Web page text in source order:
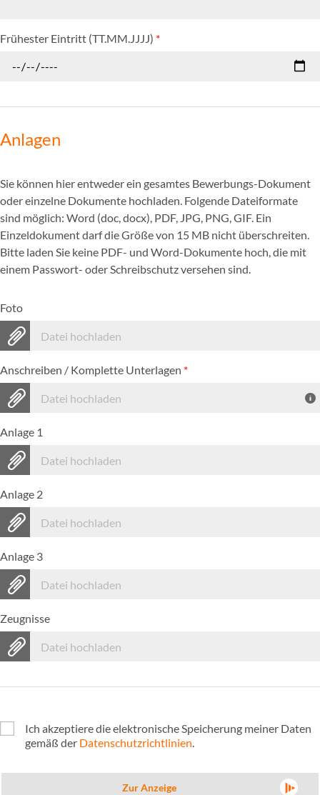
Frühester Eintritt (TT.MM.JJJJ) *
Anlagen
Sie können hier entweder ein gesamtes Bewerbungs-Dokument
oder einzelne Dokumente hochladen. Folgende Dateiformate
sind möglich: Word (doc, docx), PDF, JPG, PNG, GIF. Ein
Einzeldokument darf die Größe von 15 MB nicht überschreiten.
Bitte laden Sie keine PDF- und Word-Dokumente hoch, die mit
einem Passwort- oder Schreibschutz versehen sind.
Foto
Datei hochladen
Anschreiben / Komplette Unterlagen *
Datei hochladen
Anlage 1
Datei hochladen
Anlage 2
Datei hochladen
Anlage 3
Datei hochladen
Zeugnisse
Datei hochladen
Ich akzeptiere die elektronische Speicherung meiner Daten
gemäß der Datenschutzrichtlinien.
Zur Anzeige